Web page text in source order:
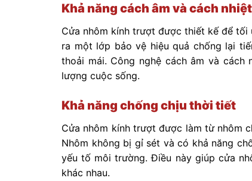
Khả năng cách âm và cách nhiệt
Cửa nhôm kính trượt được thiết kế để tối
ra một lớp bảo vệ hiệu quả chống lại
thoải mái. Công nghệ cách âm và
lượng cuộc sống.
Khả năng chống chịu thời tiết
Cửa nhôm kính trượt được làm từ nhôm
Nhôm không bị gỉ sét và có khả năng
yếu tố môi trường. Điều này giúp cửa
khác nhau.